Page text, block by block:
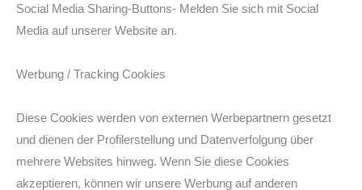
Social Media Sharing-Buttons- Melden Sie sich mit Social
Media auf unserer Website an.
Werbung / Tracking Cookies
Diese Cookies werden von externen Werbepartnern gesetzt
und dienen der Profilerstellung und Datenverfolgung über
mehrere Websites hinweg. Wenn Sie diese Cookies
akzeptieren, können wir unsere Werbung auf anderen